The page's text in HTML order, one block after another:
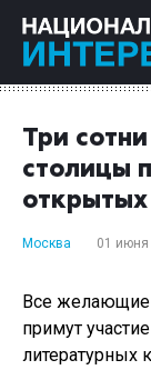
Три
столицы
Москва 01 июня
Все желающие
примут
литературных